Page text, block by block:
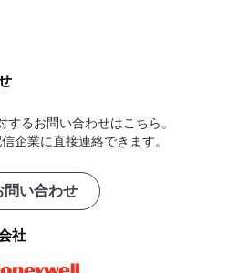
するお問い合わせはこちら。
企業に直接連絡できます。
問い合わせ
社